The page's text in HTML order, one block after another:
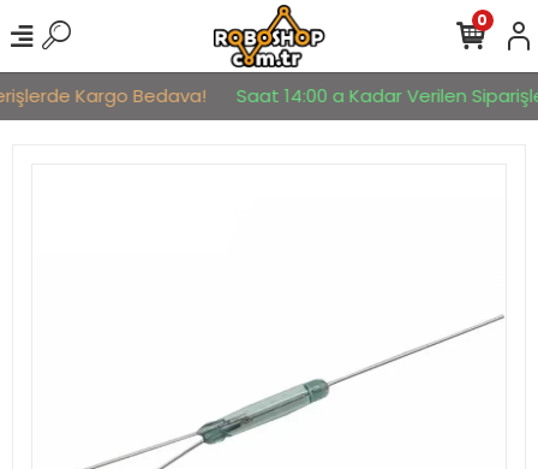
Kargo Bedava! Saat 14:00 a Kadar Verilen
0